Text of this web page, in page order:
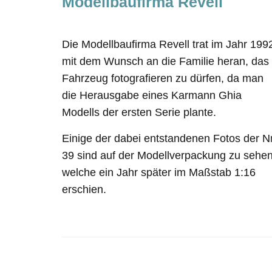
Die Modellbaufirma Revell trat im Jahr
mit dem Wunsch an die Familie heran, das
Fahrzeug fotografieren zu dürfen, da man
die Herausgabe eines Karmann Ghia
Modells der ersten Serie plante.
Einige der dabei entstandenen Fotos der
39 sind auf der Modellverpackung zu
welche ein Jahr später im Maßstab 1:16
erschien.